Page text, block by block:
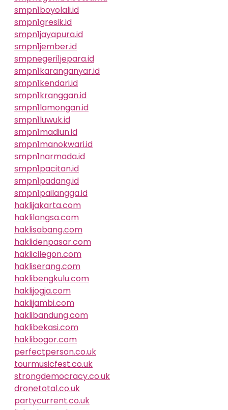
smpn1boyolali.id
smpn1gresik.id
smpn1jayapura.id
smpn1jember.id
smpnegeri1jepara.id
smpn1karanganyar.id
smpn1kendari.id
smpn1kranggan.id
smpn1lamongan.id
smpn1luwuk.id
smpn1madiun.id
smpn1manokwari.id
smpn1narmada.id
smpn1pacitan.id
smpn1padang.id
smpn1pailangga.id
haklijakarta.com
haklilangsa.com
haklisabang.com
haklidenpasar.com
haklicilegon.com
hakliserang.com
haklibengkulu.com
haklijogja.com
haklijambi.com
haklibandung.com
haklibekasi.com
haklibogor.com
perfectperson.co.uk
tourmusicfest.co.uk
strongdemocracy.co.uk
dronetotal.co.uk
partycurrent.co.uk